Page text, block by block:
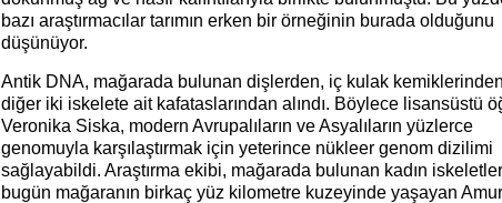
bazı araştırmacılar tarımın erken bir örneğinin burada olduğunu
düşünüyor.
Antik DNA, mağarada bulunan dişlerden, iç kulak
diğer iki iskelete ait kafataslarından alındı. Böylece lisansüstü
Veronika Siska, modern Avrupalıların ve Asyalıların yüzlerce
genomuyla karşılaştırmak için yeterince nükleer genom dizilimi
sağlayabildi. Araştırma ekibi, mağarada bulunan kadın
bugün mağaranın birkaç yüz kilometre kuzeyinde yaşayan Amur